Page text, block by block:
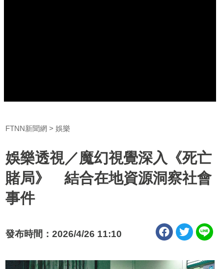
FTNN新聞網 娛樂
娛樂透視／魔幻視覺深入《死亡
賭局》 結合在地資源洞察社會
事件
發布時間：2026/4/26 11:10